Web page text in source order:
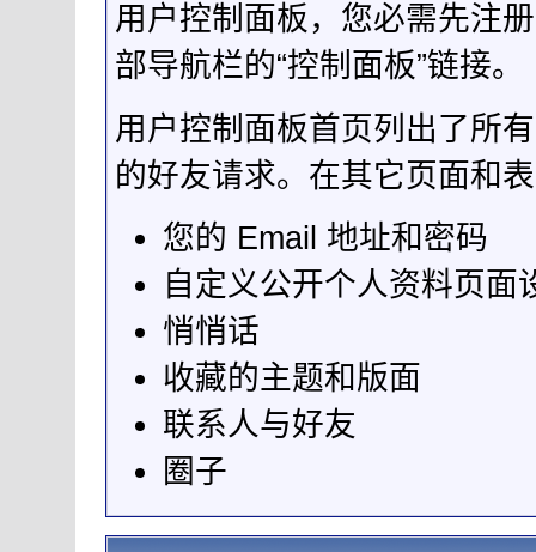
用户控制面板，您必需先注
部导航栏的“控制面板”链接。
用户控制面板首页列出了所
的好友请求。在其它页面和
您的 Email 地址和密码
自定义公开个人资料页面
悄悄话
收藏的主题和版面
联系人与好友
圈子